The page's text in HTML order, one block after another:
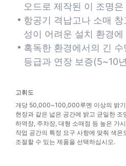
오드로 제작된 이 조명
수 있어 유지 보수 및 교
다.
항공기 격납고나 소매
성이 어려운 설치 환경
혹독한 환경에서의 긴
등급과 연장 보증(5~10
고휘도
개당 50,000~100,000루멘 이상의 밝
현장과 같은 넓은 공간에 밝고 균일한 조
하역장, 주차장, 대형 소매점 등 높은 가
작업 공간의 특정 요구 사항에 맞춰 색
조절할 수 있는 제품을 선택하십시오.